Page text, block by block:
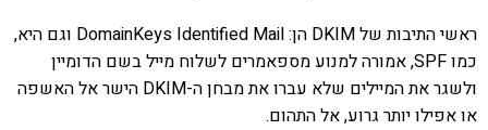
ראשי התיבות של DKIM הן: DomainKeys Identified Mail וגם היא,
כמו SPF, אמורה למנוע מספאמרים לשלוח מייל בשם הדומיין
ולשגר את המיילים שלא עברו את מבחן ה-DKIM הישר אל האשפה
או אפילו יותר גרוע, אל התהום.